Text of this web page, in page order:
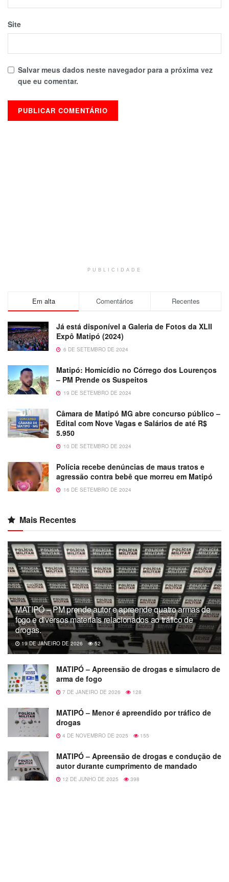
Site
Salvar meus dados neste navegador para a próxima vez
que eu comentar.
PUBLICIDADE
Em alta Comentários Recentes
Já está disponível a Galeria de Fotos da XLII
Expô Matipó (2024)
6 DE SETEMBRO DE 2024
Matipó: Homicídio no Córrego dos Lourenços
– PM Prende os Suspeitos
19 DE SETEMBRO DE 2024
Câmara de Matipó MG abre concurso público –
Edital com Nove Vagas e Salários de até R$
5.950
10 DE SETEMBRO DE 2024
Polícia recebe denúncias de maus tratos e
agressão contra bebê que morreu em Matipó
16 DE SETEMBRO DE 2024
Mais Recentes
MATIPÓ – PM prende autor e apreende quatro armas de
fogo e diversos materiais relacionados ao tráfico de
drogas.
19 DE JANEIRO DE 2026 52
MATIPÓ – Apreensão de drogas e simulacro de
arma de fogo
7 DE JANEIRO DE 2026 128
MATIPÓ – Menor é apreendido por tráfico de
drogas
4 DE NOVEMBRO DE 2025 155
MATIPÓ – Apreensão de drogas e condução de
autor durante cumprimento de mandado
12 DE JUNHO DE 2025 398